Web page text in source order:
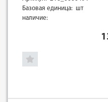
Базовая единица: шт
наличие: